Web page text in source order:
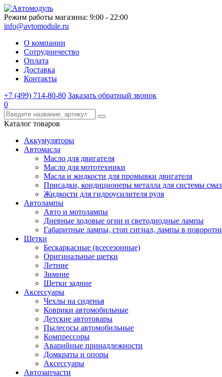
Режим работы магазина: 9:00 - 22:00
info@avtomodule.ru
О компании
Сотрудничество
Оплата
Доставка
Контакты
+7 (499) 714-80-80 Заказать обратный звонок
0
Каталог товаров
Аккумуляторы
Автомасла
Масло для двигателя
Масло для мототехники
Масла и жидкости для промывки двигателя
Присадки, кондиционеры металла для системы
Жидкости для гидроусилителя руля
Автолампы
Авто и мотолампы
Дневные ходовые огни и светодиодные лампы
Габаритные лампы, стоп сигнал, лампы в
Щетки
Бескаркасные (всесезонные)
Оригинальные щетки
Летние
Зимние
Щетки задние
Аксессуары
Чехлы на сиденья
Коврики автомобильные
Детские автотовары
Пылесосы автомобильные
Компрессоры
Аварийные принадлежности
Домкраты и опоры
Аксессуары
Автозапчасти